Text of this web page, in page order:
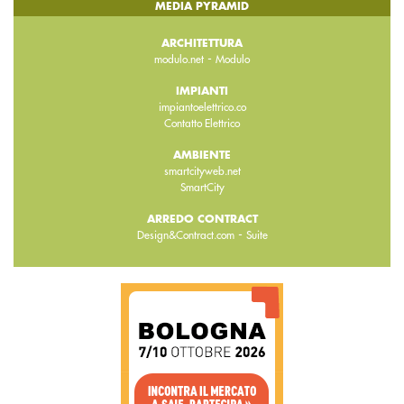
MEDIA PYRAMID
ARCHITETTURA
modulo.net - Modulo
IMPIANTI
impiantoelettrico.co
Contatto Elettrico
AMBIENTE
smartcityweb.net
SmartCity
ARREDO CONTRACT
Design&Contract.com- Suite